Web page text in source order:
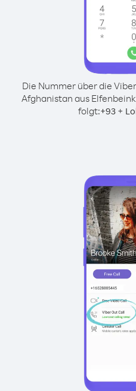
Die Nummer über die
Afghanistan aus
folgt:+93 +